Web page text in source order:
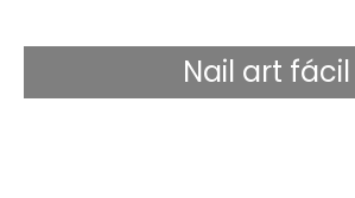
Nail art fácil